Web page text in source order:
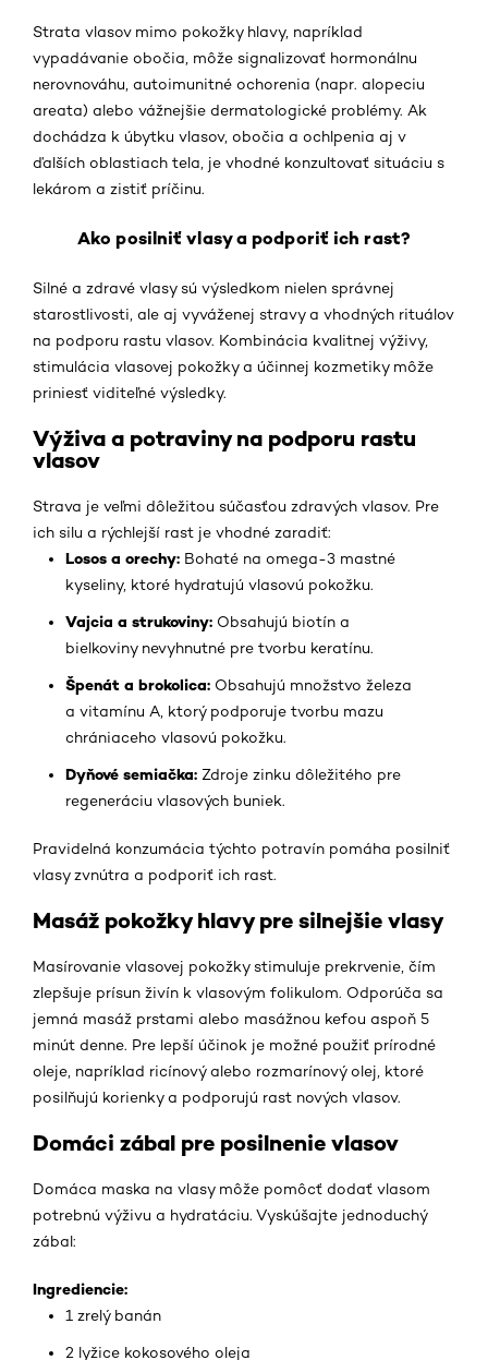
Strata vlasov mimo pokožky hlavy, napríklad
vypadávanie obočia, môže signalizovať hormonálnu
nerovnováhu, autoimunitné ochorenia (napr. alopeciu
areata) alebo vážnejšie dermatologické problémy. Ak
dochádza k úbytku vlasov, obočia a ochlpenia aj v
ďalších oblastiach tela, je vhodné konzultovať situáciu s
lekárom a zistiť príčinu.
Ako posilniť vlasy a podporiť ich rast?
Silné a zdravé vlasy sú výsledkom nielen správnej
starostlivosti, ale aj vyváženej stravy a vhodných rituálov
na podporu rastu vlasov. Kombinácia kvalitnej výživy,
stimulácia vlasovej pokožky a účinnej kozmetiky môže
priniesť viditeľné výsledky.
Výživa a potraviny na podporu rastu
vlasov
Strava je veľmi dôležitou súčasťou zdravých vlasov. Pre
ich silu a rýchlejší rast je vhodné zaradiť:
Losos a orechy: Bohaté na omega-3 mastné
kyseliny, ktoré hydratujú vlasovú pokožku.
Vajcia a strukoviny: Obsahujú biotín a
bielkoviny nevyhnutné pre tvorbu keratínu.
Špenát a brokolica: Obsahujú množstvo železa
a vitamínu A, ktorý podporuje tvorbu mazu
chrániaceho vlasovú pokožku.
Dyňové semiačka: Zdroje zinku dôležitého pre
regeneráciu vlasových buniek.
Pravidelná konzumácia týchto potravín pomáha posilniť
vlasy zvnútra a podporiť ich rast.
Masáž pokožky hlavy pre silnejšie vlasy
Masírovanie vlasovej pokožky stimuluje prekrvenie, čím
zlepšuje prísun živín k vlasovým folikulom. Odporúča sa
jemná masáž prstami alebo masážnou kefou aspoň 5
minút denne. Pre lepší účinok je možné použiť prírodné
oleje, napríklad ricínový alebo rozmarínový olej, ktoré
posilňujú korienky a podporujú rast nových vlasov.
Domáci zábal pre posilnenie vlasov
Domáca maska na vlasy môže pomôcť dodať vlasom
potrebnú výživu a hydratáciu. Vyskúšajte jednoduchý
zábal:
Ingrediencie:
1 zrelý banán
2 lyžice kokosového oleja